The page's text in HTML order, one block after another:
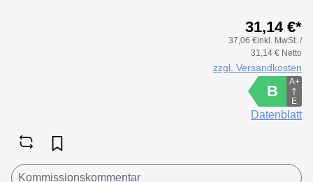
31,14 €*
37,06 €inkl. MwSt. /
31,14 € Netto
zzgl. Versandkosten
B
A+
E
Datenblatt